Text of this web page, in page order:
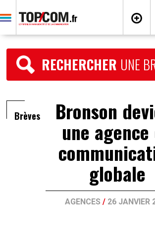
RECHERCHER UNE
Brèves Bronson
une agence
globale
AGENCES / 26 JANVIER